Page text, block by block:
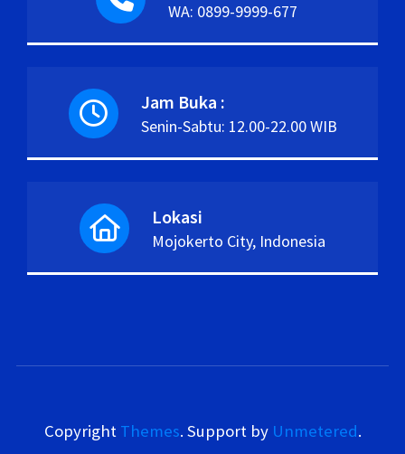
WA: 0899-9999-677
Jam Buka :
Senin-Sabtu: 12.00-22.00 WIB
Lokasi
Mojokerto City, Indonesia
Copyright Themes. Support by Unmetered.